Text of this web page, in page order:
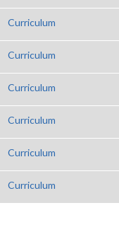
Curriculum
Curriculum
Curriculum
Curriculum
Curriculum
Curriculum